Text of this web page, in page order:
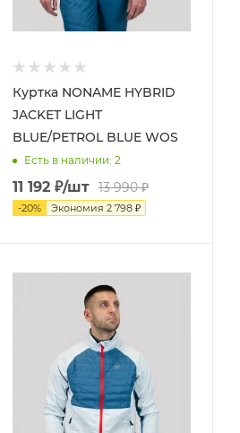
Куртка NONAME HYBRID
JACKET LIGHT
BLUE/PETROL BLUE WOS
Есть в наличии: 2
11 192₽/шт 13 990₽
-20% Экономия 2 798₽